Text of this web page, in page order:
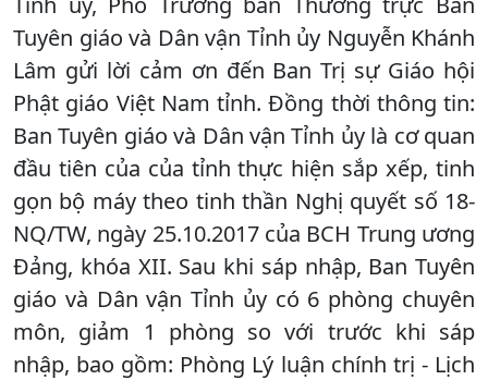
Tuyên giáo và Dân vận Tỉnh ủy Nguyễn Khánh
Lâm gửi lời cảm ơn đến Ban Trị sự Giáo hội
Phật giáo Việt Nam tỉnh. Đồng thời thông tin:
Ban Tuyên giáo và Dân vận Tỉnh ủy là cơ quan
đầu tiên của của tỉnh thực hiện sắp xếp, tinh
gọn bộ máy theo tinh thần Nghị quyết số 18-
NQ/TW, ngày 25.10.2017 của BCH Trung ương
Đảng, khóa XII. Sau khi sáp nhập, Ban Tuyên
giáo và Dân vận Tỉnh ủy có 6 phòng chuyên
môn, giảm 1 phòng so với trước khi sáp
nhập, bao gồm: Phòng Lý luận chính trị - Lịch